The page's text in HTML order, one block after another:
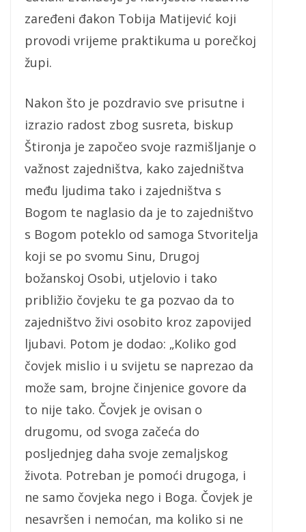
zaređeni đakon Tobija Matijević koji
provodi vrijeme praktikuma u porečkoj
župi.
Nakon što je pozdravio sve prisutne i
izrazio radost zbog susreta, biskup
Štironja je započeo svoje razmišljanje o
važnost zajedništva, kako zajedništva
među ljudima tako i zajedništva s
Bogom te naglasio da je to zajedništvo
s Bogom poteklo od samoga Stvoritelja
koji se po svomu Sinu, Drugoj
božanskoj Osobi, utjelovio i tako
približio čovjeku te ga pozvao da to
zajedništvo živi osobito kroz zapovijed
ljubavi. Potom je dodao: „Koliko god
čovjek mislio i u svijetu se naprezao da
može sam, brojne činjenice govore da
to nije tako. Čovjek je ovisan o
drugomu, od svoga začeća do
posljednjeg daha svoje zemaljskog
života. Potreban je pomoći drugoga, i
ne samo čovjeka nego i Boga. Čovjek je
nesavršen i nemoćan, ma koliko si ne